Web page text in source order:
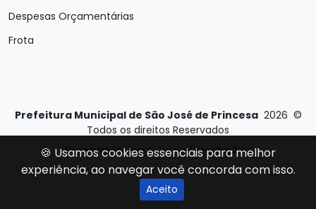
Despesas Orçamentárias
Frota
Prefeitura Municipal de São José de Princesa 2026 ©
Todos os direitos Reservados
Desenvolvido porE-Ticons| Versão: 2.4.1
🍪 Usamos cookies essenciais para melhor
experiência, ao navegar você concorda com isso.
Aceito